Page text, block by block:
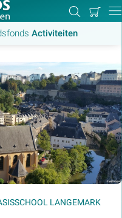
Zoeken
Mijn
Activiteiten
LANGEMARK